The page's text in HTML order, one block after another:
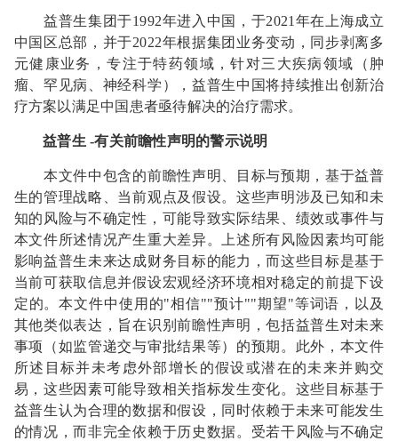
益普生集团于1992年进入中国，于2021年在上海成立
中国区总部，并于2022年根据集团业务变动，同步剥离多
元健康业务，专注于特药领域，针对三大疾病领域（肿
瘤、罕见病、神经科学），益普生中国将持续推出创新治
疗方案以满足中国患者亟待解决的治疗需求。
益普生 -有关前瞻性声明的警示说明
本文件中包含的前瞻性声明、目标与预期，基于益普
生的管理战略、当前观点及假设。这些声明涉及已知和未
知的风险与不确定性，可能导致实际结果、绩效或事件与
本文件所述情况产生重大差异。上述所有风险因素均可能
影响益普生未来达成财务目标的能力，而这些目标是基于
当前可获取信息并假设宏观经济环境相对稳定的前提下设
定的。本文件中使用的"相信""预计""期望"等词语，以及
其他类似表达，旨在识别前瞻性声明，包括益普生对未来
事项（如监管递交与审批结果等）的预期。此外，本文件
所述目标并未考虑外部增长的假设或潜在的未来并购交
易，这些因素可能导致相关指标发生变化。这些目标基于
益普生认为合理的数据和假设，同时依赖于未来可能发生
的情况，而非完全依赖于历史数据。受若干风险与不确定